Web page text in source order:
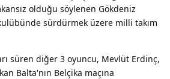
olduğu söylenen Gökdeniz
sürdürmek üzere milli takım
süren diğer 3 oyuncu, Mevlüt Erdinç,
Balta'nın Belçika maçına